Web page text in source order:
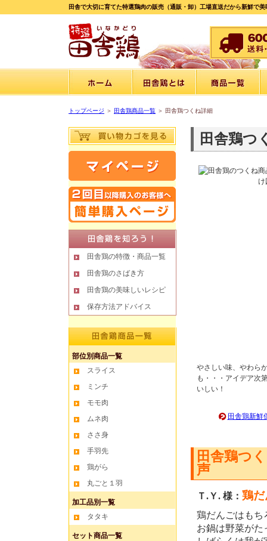
田舎で大切に育てた特選鶏肉の販売（通販・卸）工場直送だから新鮮で
トップページ ＞ 田舎鶏商品一覧 ＞ 田舎鶏つくね詳細
田舎鶏の特徴・商品一覧
田舎鶏のさばき方
田舎鶏の美味しいレシピ
保存方法アドバイス
部位別商品一覧
スライス
ミンチ
モモ肉
ムネ肉
ささ身
手羽先
鶏がら
丸ごと１羽
加工品別一覧
タタキ
セット商品一覧
田舎鶏つ
け
やさしい味、やわら
も・・・アイデア次
いしい！
田舎鶏新鮮
田舎鶏つ
声
Ｔ.Ｙ. 様： 鶏
鶏だんごはもち
お鍋は野菜がた